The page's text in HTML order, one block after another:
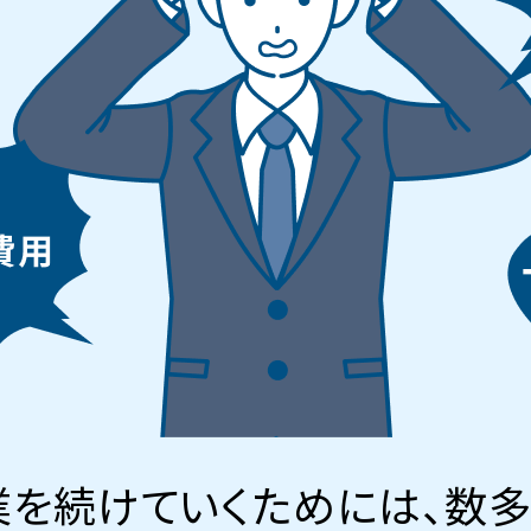
続けていくためには、数